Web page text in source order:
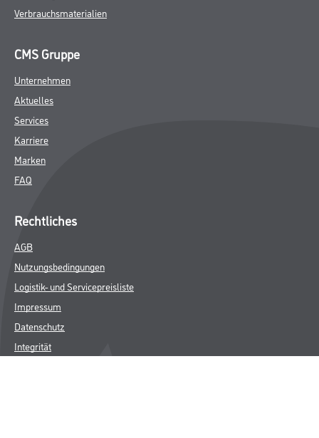
Verbrauchsmaterialien
CMS Gruppe
Unternehmen
Aktuelles
Services
Karriere
Marken
FAQ
Rechtliches
AGB
Nutzungsbedingungen
Logistik- und Servicepreisliste
Impressum
Datenschutz
Integrität